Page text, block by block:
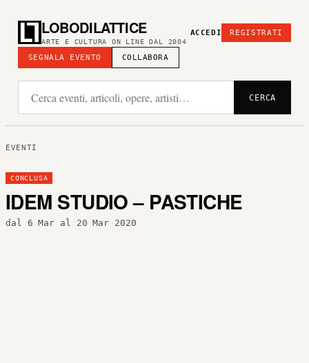
LOBODILATTICE
ARTE E CULTURA ON LINE DAL 2004
SEGNALA EVENTO COLLABORA
ACCEDI REGISTRATI
CERCA
EVENTI
CONCLUSA
IDEM STUDIO – PASTICHE
dal 6 Mar al 20 Mar 2020